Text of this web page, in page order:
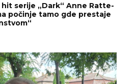
serije „Dark“ Anne Ratte-
počinje tamo gde prestaje